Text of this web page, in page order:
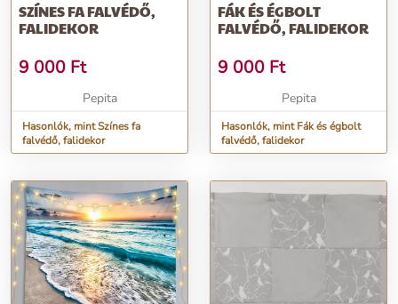
SZÍNES FA FALVÉDŐ,
FALIDEKOR
9 000 Ft
Pepita
Hasonlók, mint Színes fa
falvédő, falidekor
FÁK ÉS ÉGBOLT
FALVÉDŐ, FALIDEKOR
9 000 Ft
Pepita
Hasonlók, mint Fák és égbolt
falvédő, falidekor